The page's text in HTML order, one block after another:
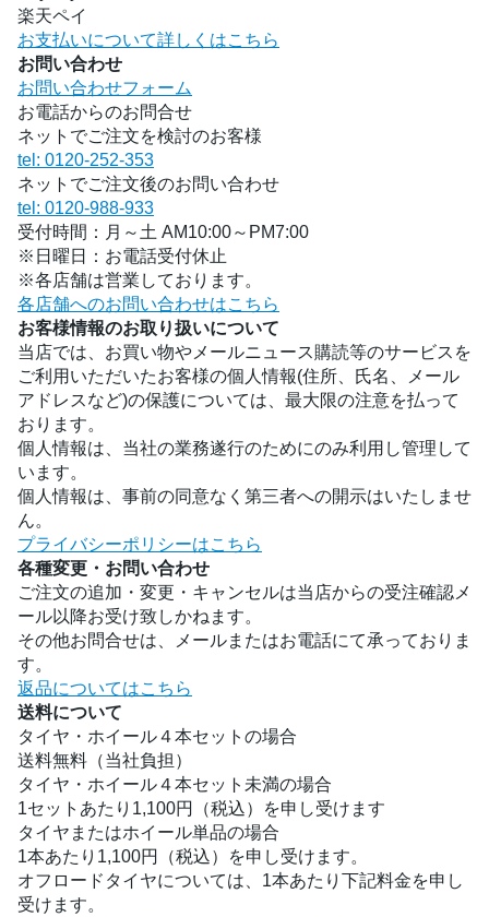
楽天ペイ
お支払いについて詳しくはこちら
お問い合わせ
お問い合わせフォーム
お電話からのお問合せ
ネットでご注文を検討のお客様
tel: 0120-252-353
ネットでご注文後のお問い合わせ
tel: 0120-988-933
受付時間：月～土 AM10:00～PM7:00
※日曜日：お電話受付休止
※各店舗は営業しております。
各店舗へのお問い合わせはこちら
お客様情報のお取り扱いについて
当店では、お買い物やメールニュース購読等のサービスを
ご利用いただいたお客様の個人情報(住所、氏名、メール
アドレスなど)の保護については、最大限の注意を払って
おります。
個人情報は、当社の業務遂行のためにのみ利用し管理して
います。
個人情報は、事前の同意なく第三者への開示はいたしませ
ん。
プライバシーポリシーはこちら
各種変更・お問い合わせ
ご注文の追加・変更・キャンセルは当店からの受注確認メ
ール以降お受け致しかねます。
その他お問合せは、メールまたはお電話にて承っておりま
す。
返品についてはこちら
送料について
タイヤ・ホイール４本セットの場合
送料無料（当社負担）
タイヤ・ホイール４本セット未満の場合
1セットあたり1,100円（税込）を申し受けます
タイヤまたはホイール単品の場合
1本あたり1,100円（税込）を申し受けます。
オフロードタイヤについては、1本あたり下記料金を申し
受けます。